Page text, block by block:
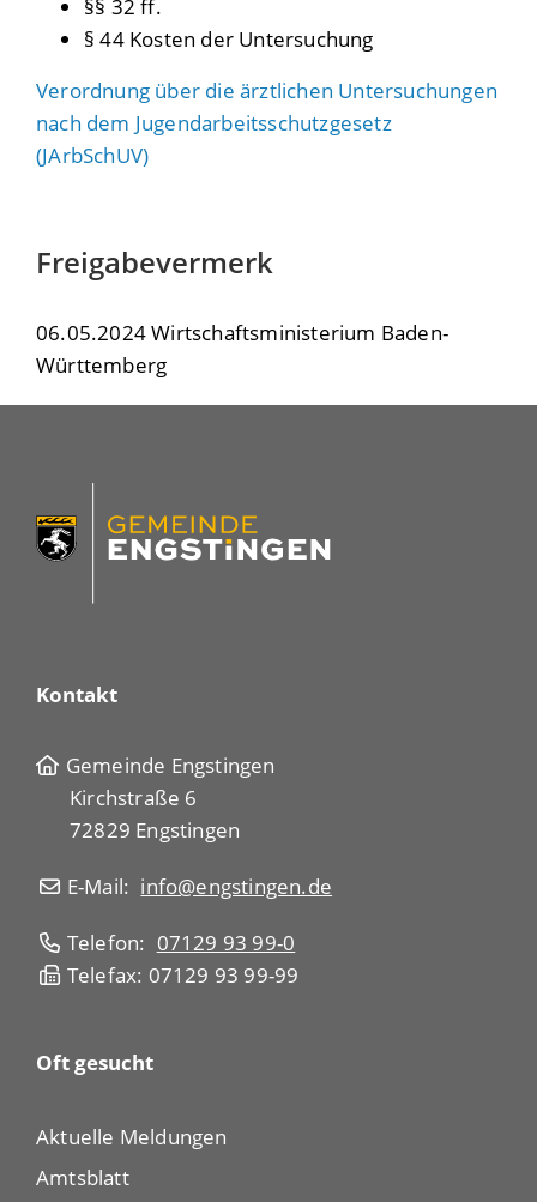
§§ 32 ff.
§ 44 Kosten der Untersuchung
Verordnung über die ärztlichen Untersuchungen
nach dem Jugendarbeitsschutzgesetz
(JArbSchUV)
Freigabevermerk
06.05.2024 Wirtschaftsministerium Baden-
Württemberg
Kontakt
Gemeinde Engstingen
Kirchstraße 6
72829 Engstingen
E-Mail: info@engstingen.de
Telefon: 07129 93 99-0
Telefax: 07129 93 99-99
Oft gesucht
Aktuelle Meldungen
Amtsblatt